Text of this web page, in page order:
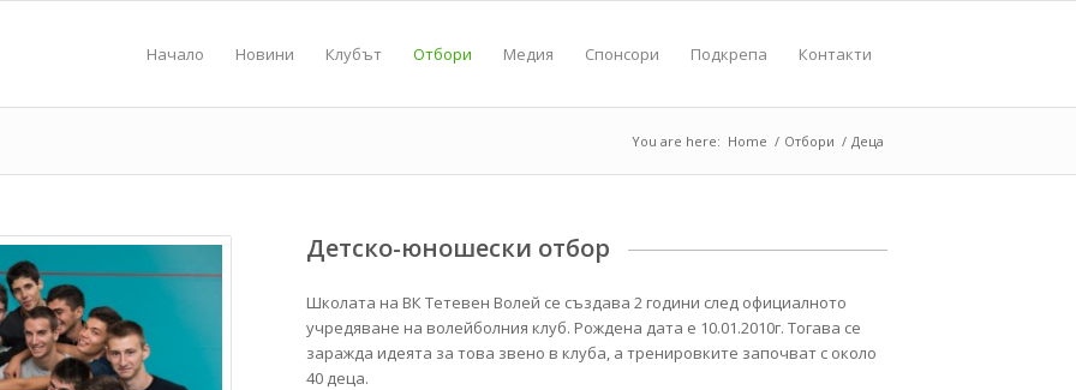
Начало Новини Клубът Отбори Медия Спонсори Подкрепа Контакти
You are here: Home / Отбори / Деца
Детско-юношески отбор
Школата на ВК Тетевен Волей се създава 2 години след официалното
учредяване на волейболния клуб. Рождена дата е 10.01.2010г. Тогава се
заражда идеята за това звено в клуба, а тренировките започват с около
40 деца.